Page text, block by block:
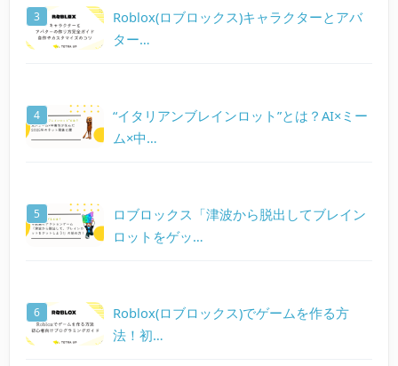
Roblox(ロブロックス)キャラクターとアバ
ター…
“イタリアンブレインロット”とは？AI×ミー
ム×中…
ロブロックス「津波から脱出してブレイン
ロットをゲッ…
Roblox(ロブロックス)でゲームを作る方
法！初…